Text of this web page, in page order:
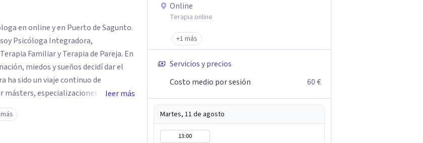
en online y en Puerto de Sagunto.
Psicóloga Integradora,
Familiar y Terapia de Pareja. En
miedos y sueños decidí dar el
ha sido un viaje continuo de
especializaciones y
vocación: acompañar a familias y
guiándolos hacia relaciones más
leer más
Online
Terapia online
+1 más
Servicios y precios
Costo medio por sesión
60 €
Martes, 11 de agosto
13:00